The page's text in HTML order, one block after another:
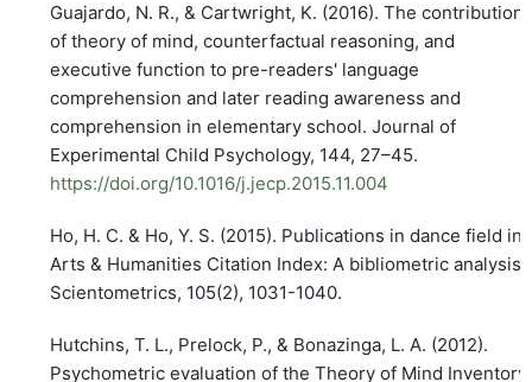
Guajardo, N. R., & Cartwright, K. (2016). The contribution
of theory of mind, counterfactual reasoning, and
executive function to pre-readers' language
comprehension and later reading awareness and
comprehension in elementary school. Journal of
Experimental Child Psychology, 144, 27–45.
https://doi.org/10.1016/j.jecp.2015.11.004
Ho, H. C. & Ho, Y. S. (2015). Publications in dance field in
Arts & Humanities Citation Index: A bibliometric analysis.
Scientometrics, 105(2), 1031-1040.
Hutchins, T. L., Prelock, P., & Bonazinga, L. A. (2012).
Psychometric evaluation of the Theory of Mind Inventory